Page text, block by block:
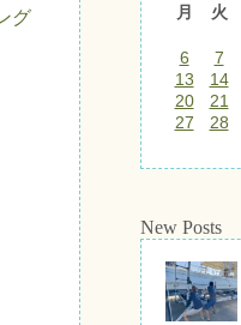
グ
月
火
6
7
13
14
20
21
27
28
New Posts